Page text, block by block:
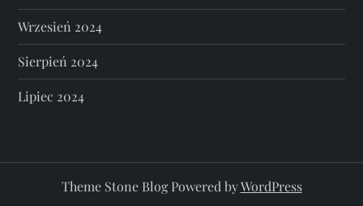
Wrzesień 2024
Sierpień 2024
Lipiec 2024
Theme Stone Blog Powered byWordPress